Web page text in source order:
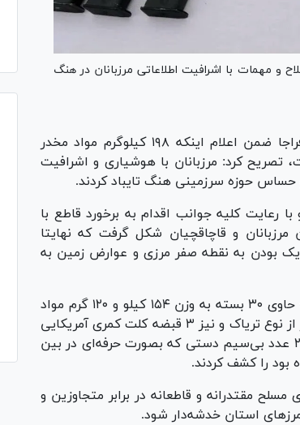
مواد مخدر، سلاح و مهمات با اشرافیت اطلاعاتی مرزبانان در هنگ
سردار علی اکبر جاویدان؛ فرمانده مرزبانی فراجا ضمن اعلام اینکه ۱۹۸ کیلوگرم مواد مخدر
کرد: مرزبانان با هوشیاری و اشرافیت
حساس حوزه سرزمینی هنگ تایباد کردند.
رعایت کلیه جوانب اقدام به برخورد قاطع با
و قاچاقچیان شکل گرفت که نهایتا
بودن به نقطه صفر مرزی و عوارض زمین به
وی تصریح کرد: مرزبانان در پاکسازی محل درگیری ۶ عدد کوله حاوی ۳۰ بسته به وزن ۱۵۴ کیلو و ۱۲۰ گرم مواد
مخدر از نوع شیشه و ۴۲بسته به وزن ۴۴ کیلو گرم مواد مخدر از نوع تریاک و نیز ۳ قبضه کلت کمری آمریکایی
به همراه ۶ تیغه خشاب کلت، ۷۰ عدد تیر جنگی کلت و تعداد ۲ عدد بی‌سیم دستی که بصورت حرفه‌ای در بین
را کشف کردند.
مسلح مقتدرانه و قاطعانه در برابر متجاوزین و
مرز‌های استان خدشه‌دار شود.